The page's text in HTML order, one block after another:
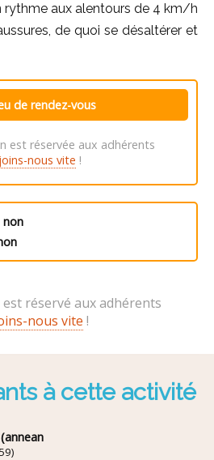
rythme aux alentours de 4 km/h
de quoi se désaltérer et
de rendez-vous
est réservée aux adhérents
nous vite !
non
réservé aux adhérents
nous vite !
à cette activité